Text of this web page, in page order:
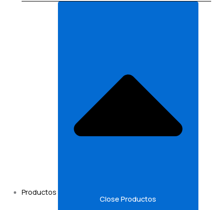
Productos
Close Productos